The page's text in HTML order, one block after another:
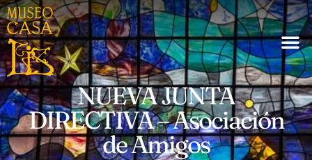
NUEVA JUNTA
DIRECTIVA – Asociación
de Amigos